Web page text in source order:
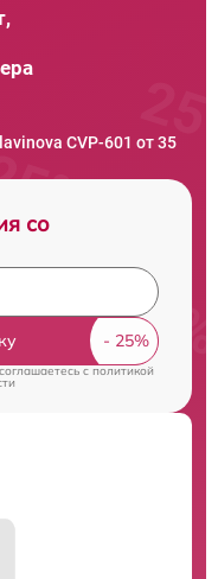
CVP-601 от 35
со
cполитикой